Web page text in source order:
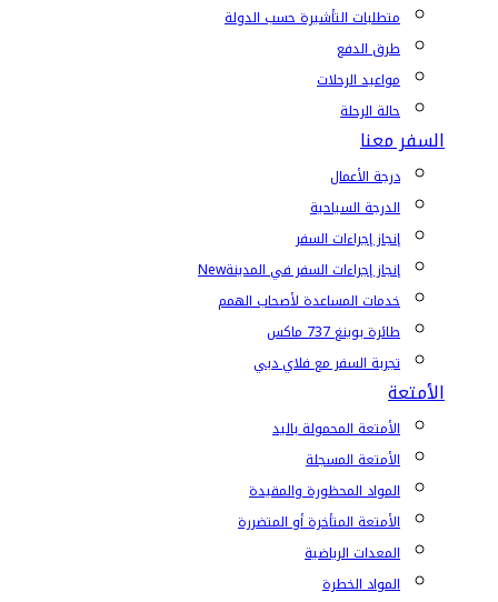
متطلبات التأشيرة حسب الدولة
طرق الدفع
مواعيد الرحلات
حالة الرحلة
السفر معنا
درجة الأعمال
الدرجة السياحية
إنجاز إجراءات السفر
إنجاز إجراءات السفر في المدينةNew
خدمات المساعدة لأصحاب الهمم
طائرة بوينغ 737 ماكس
تجربة السفر مع فلاي دبي
الأمتعة
الأمتعة المحمولة باليد
الأمتعة المسجلة
المواد المحظورة والمقيدة
الأمتعة المتأخرة أو المتضررة
المعدات الرياضية
المواد الخطرة